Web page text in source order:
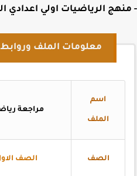
الرياضيات اولي اعدادي الجديد
معلومات الملف وروابط
اسم
الملف
مراجعة رياضيات - 1 ع - ترم 1 -
الصف الصف الاول